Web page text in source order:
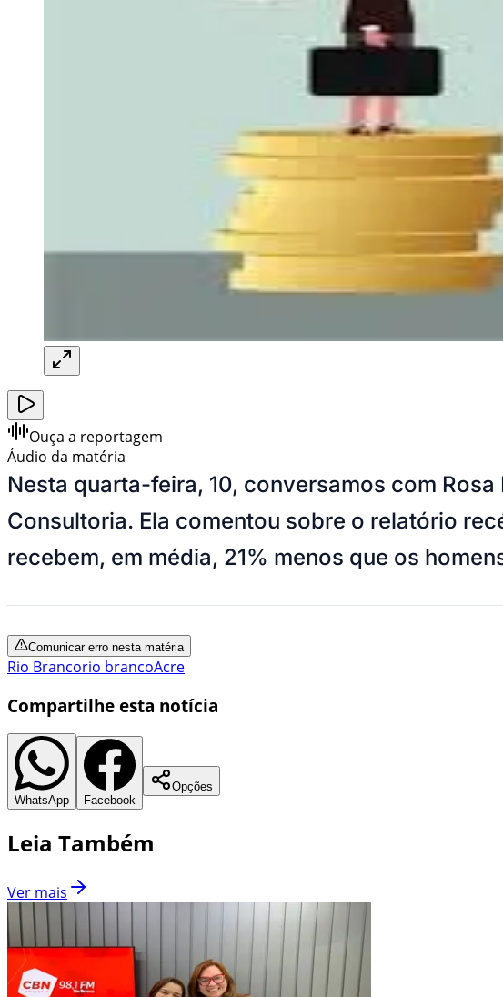
Ouça a reportagem
Áudio da matéria
Nesta quarta-feira, 10, conversamos com
Consultoria. Ela comentou sobre o relatório
recebem, em média, 21% menos que os
Comunicar erro nesta matéria
Rio Brancorio brancoAcre
Compartilhe esta notícia
WhatsApp Facebook
Opções
Leia Também
Ver mais